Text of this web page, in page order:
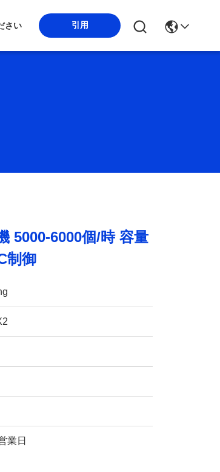
さい 引用
5000-6000個/時 容量
制御
業日